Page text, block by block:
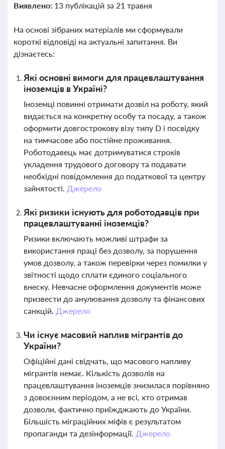
Виявлено: 13 публікацій за 21 травня
На основі зібраних матеріалів ми сформували
короткі відповіді на актуальні запитання. Ви
дізнаєтесь:
Які основні вимоги для працевлаштування
іноземців в Україні?
Іноземці повинні отримати дозвіл на роботу, який
видається на конкретну особу та посаду, а також
оформити довгострокову візу типу D і посвідку
на тимчасове або постійне проживання.
Роботодавець має дотримуватися строків
укладення трудового договору та подавати
необхідні повідомлення до податкової та центру
зайнятості. Джерело
Які ризики існують для роботодавців при
працевлаштуванні іноземців?
Ризики включають можливі штрафи за
використання праці без дозволу, за порушення
умов дозволу, а також перевірки через помилки у
звітності щодо сплати єдиного соціального
внеску. Невчасне оформлення документів може
призвести до анулювання дозволу та фінансових
санкцій. Джерело
Чи існує масовий наплив мігрантів до
України?
Офіційні дані свідчать, що масового напливу
мігрантів немає. Кількість дозволів на
працевлаштування іноземців знизилася порівняно
з довоєнним періодом, а не всі, хто отримав
дозволи, фактично приїжджають до України.
Більшість міграційних міфів є результатом
пропаганди та дезінформації. Джерело